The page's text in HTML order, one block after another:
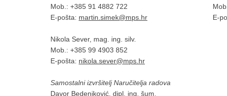
Mob.: +385 91 4882 722 Mob.:
E-pošta: martin.simek@mps.hr E-
Nikola Sever, mag. ing. silv.
Mob.: +385 99 4903 852
E-pošta: nikola.sever@mps.hr
Samostalni izvršitelj Naručitelja radova
Davor Bedeniković, dipl. ing. šum.